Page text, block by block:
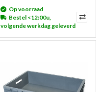
Op voorraad
Bestel <12:00u,
volgende werkdag geleverd